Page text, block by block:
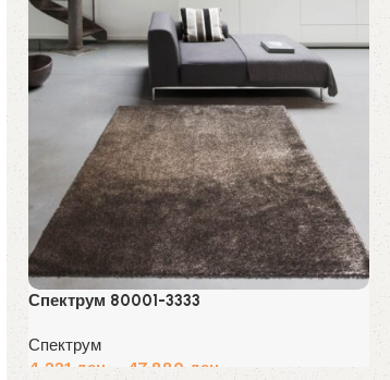
Спектрум 80001-3333
Спектрум
4,221ден – 47,880 ден